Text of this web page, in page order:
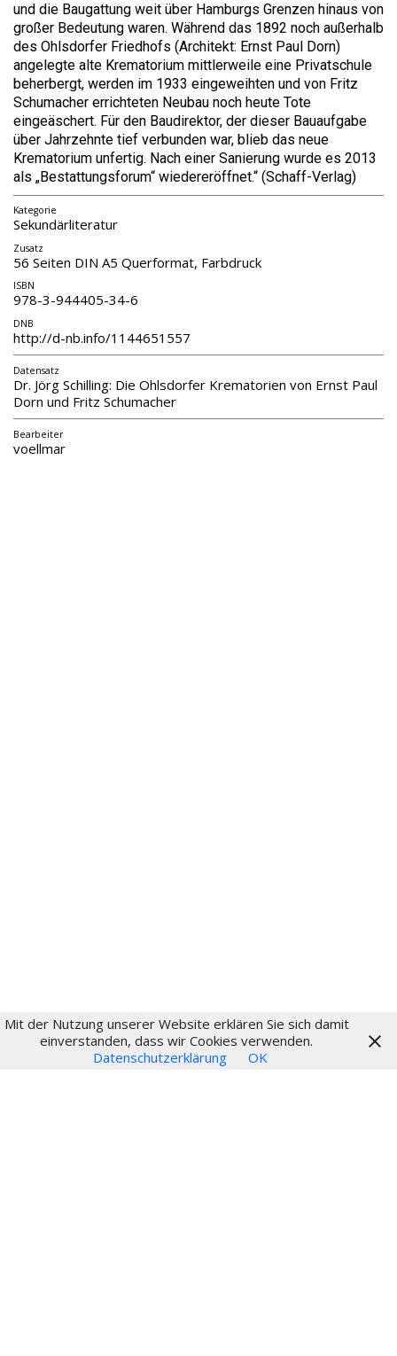
und die Baugattung weit über Hamburgs Grenzen hinaus von
großer Bedeutung waren. Während das 1892 noch außerhalb
des Ohlsdorfer Friedhofs (Architekt: Ernst Paul Dorn)
angelegte alte Krematorium mittlerweile eine Privatschule
beherbergt, werden im 1933 eingeweihten und von Fritz
Schumacher errichteten Neubau noch heute Tote
eingeäschert. Für den Baudirektor, der dieser Bauaufgabe
über Jahrzehnte tief verbunden war, blieb das neue
Krematorium unfertig. Nach einer Sanierung wurde es 2013
als „Bestattungsforum“ wiedereröffnet.“ (Schaff-Verlag)
Kategorie
Sekundärliteratur
Zusatz
56 Seiten DIN A5 Querformat, Farbdruck
ISBN
978-3-944405-34-6
DNB
http://d-nb.info/1144651557
Datensatz
Dr. Jörg Schilling: Die Ohlsdorfer Krematorien von Ernst Paul
Dorn und Fritz Schumacher
Bearbeiter
voellmar
© 2024
Mit der Nutzung unserer Website erklären Sie sich damit
einverstanden, dass wir Cookies verwenden.
Datenschutzerklärung
OK